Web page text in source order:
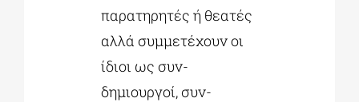
παρατηρητές ή θεατές
αλλά συμμετέχουν οι
ίδιοι ως συν-
δημιουργοί, συν-